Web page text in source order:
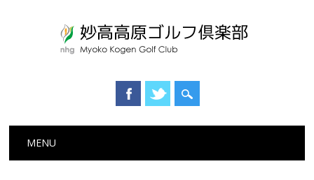
Main menu
MENU